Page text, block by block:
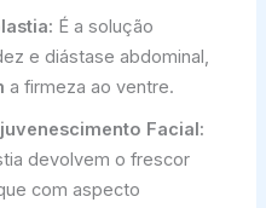
É a solução
e diástase abdominal,
a firmeza ao ventre.
Facial:
devolvem o frescor
com aspecto